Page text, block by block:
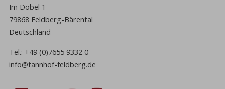
Im Dobel 1
79868 Feldberg-Bärental
Deutschland
Tel.:+49 (0)7655 9332 0
info@tannhof-feldberg.de